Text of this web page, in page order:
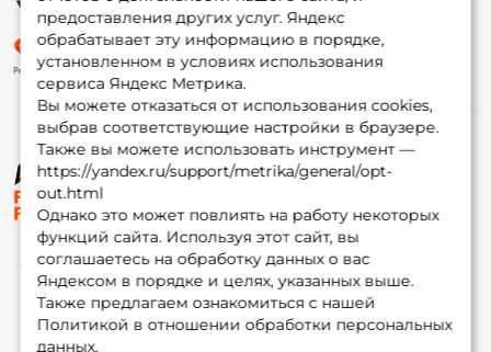
предоставления других услуг. Яндекс
обрабатывает эту информацию в порядке,
установленном в условиях использования
сервиса Яндекс Метрика.
Вы можете отказаться от использования cookies,
выбрав соответствующие настройки в браузере.
Также вы можете использовать инструмент —
https://yandex.ru/support/metrika/general/opt-
out.html
Однако это может повлиять на работу некоторых
функций сайта. Используя этот сайт, вы
соглашаетесь на обработку данных о вас
Яндексом в порядке и целях, указанных выше.
Также предлагаем ознакомиться с нашей
Политикой в отношении обработки персональных
данных.
© ФоксФишинг, 2009-2026